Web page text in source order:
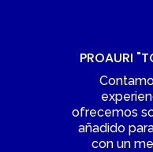
PROAURI
ofrecemos
añadido
con un